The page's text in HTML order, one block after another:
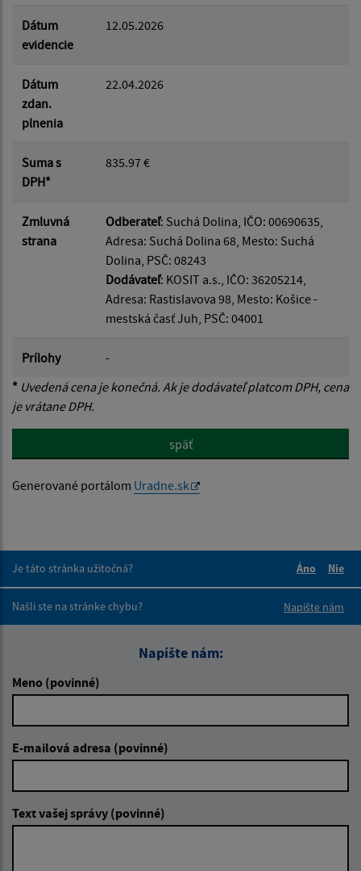
Dátum
evidencie
12.05.2026
Dátum
zdan.
plnenia
22.04.2026
Suma s
DPH*
835.97 €
Zmluvná
strana
Odberateľ: Suchá Dolina, IČO: 00690635,
Adresa: Suchá Dolina 68, Mesto: Suchá
Dolina, PSČ: 08243
Dodávateľ: KOSIT a.s., IČO: 36205214,
Adresa: Rastislavova 98, Mesto: Košice -
mestská časť Juh, PSČ: 04001
Prílohy
-
* Uvedená cena je konečná. Ak je dodávateľ platcom DPH, cena
je vrátane DPH.
späť
Generované portálom Uradne.sk
Je táto stránka užitočná?
Áno
Nie
Našli ste na stránke chybu?
Napíšte nám
Napíšte nám:
Meno (povinné)
E-mailová adresa (povinné)
Text vašej správy (povinné)